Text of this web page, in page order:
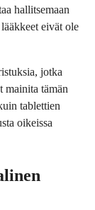
hallitsemaan
eivät ole
jotka
mainita tämän
tablettien
oikeissa